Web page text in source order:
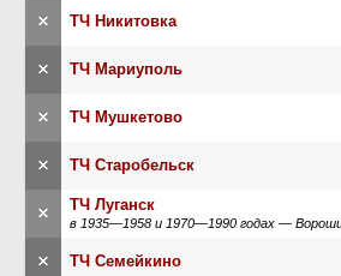
× ТЧ Никитовка
× ТЧ Мариуполь
× ТЧ Мушкетово
× ТЧ Старобельск
× ТЧ Луганск
в 1935—1958 и 1970—1990 годах —
× ТЧ Семейкино